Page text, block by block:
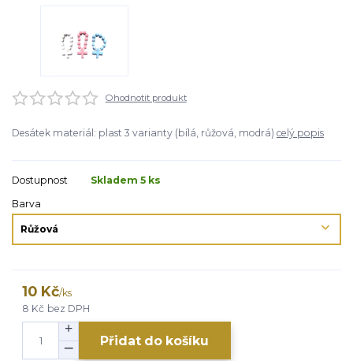
Ohodnotit produkt
Desátek materiál: plast 3 varianty (bílá, růžová, modrá) celý popis
Dostupnost
Skladem 5 ks
Barva
10 Kč/ks
8 Kč bez DPH
Přidat do košíku